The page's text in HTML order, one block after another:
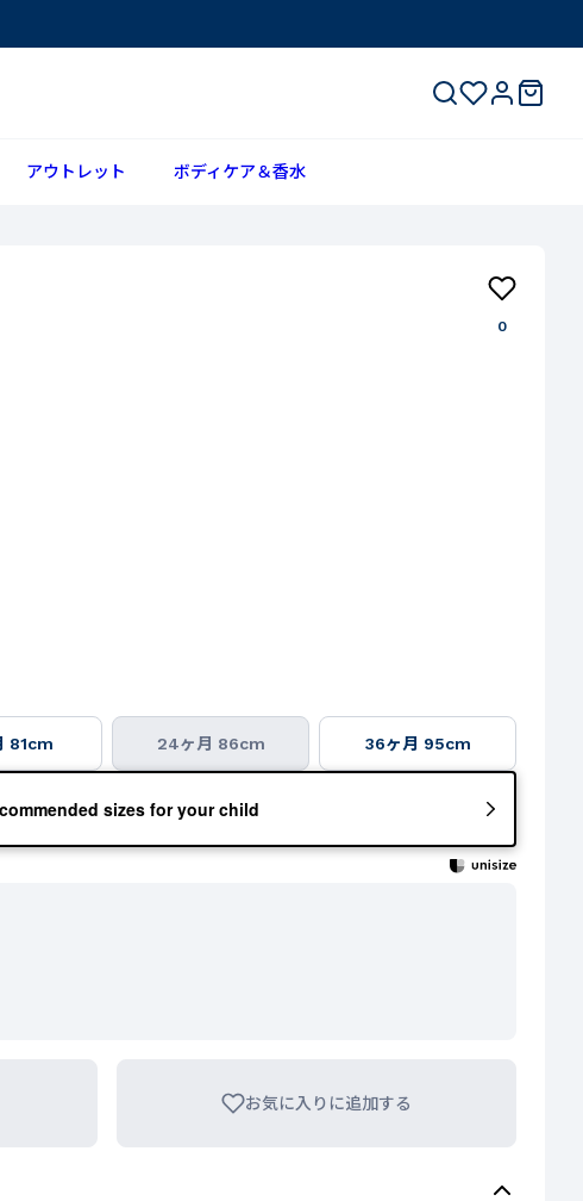
アウトレット ボディケア＆香水
0
81cm 24ヶ月 86cm 36ヶ月 95cm
sizes for your child
お気に入りに追加する